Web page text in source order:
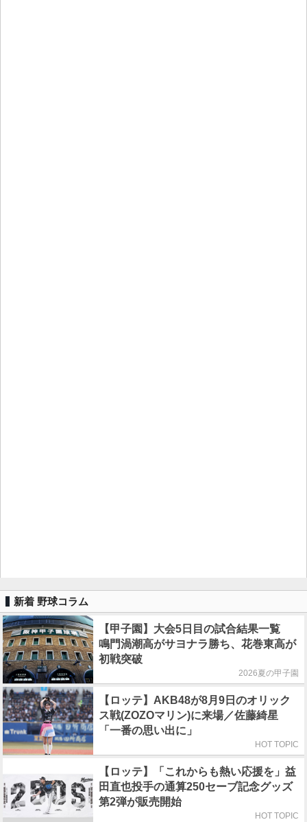
新着 野球コラム
【甲子園】大会5日目の試合結果一覧
鳴門渦潮高がサヨナラ勝ち、花巻東高が
初戦突破
2026夏の甲子園
【ロッテ】AKB48が8月9日のオリック
ス戦(ZOZOマリン)に来場／佐藤綺星
「一番の思い出に」
HOT TOPIC
【ロッテ】「これからも熱い応援を」益
田直也投手の通算250セーブ記念グッズ
第2弾が販売開始
HOT TOPIC